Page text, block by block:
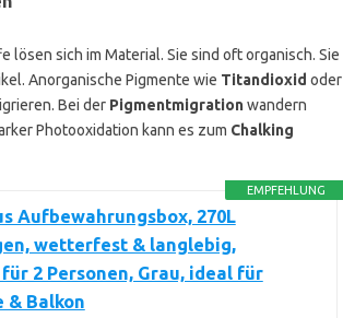
sich im Material. Sie sind oft organisch. Sie
Anorganische Pigmente wie Titandioxid oder
Bei der Pigmentmigrationwandern
Photooxidation kann es zum Chalking
EMPFEHLUNG
Aufbewahrungsbox, 270L
wetterfest & langlebig,
2 Personen, Grau, ideal für
& Balkon